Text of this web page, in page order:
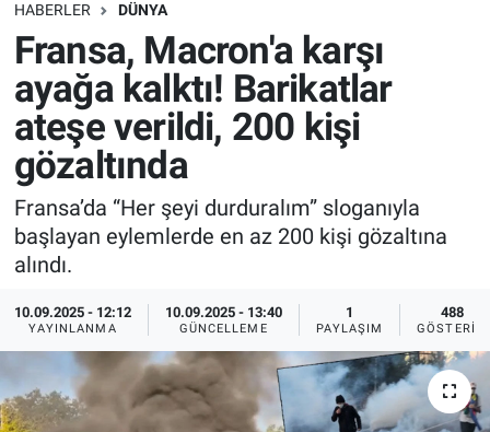
HABERLER DÜNYA
Fransa, Macron'a karşı
ayağa kalktı! Barikatlar
ateşe verildi, 200 kişi
gözaltında
Fransa’da “Her şeyi durduralım” sloganıyla
başlayan eylemlerde en az 200 kişi gözaltına
alındı.
10.09.2025 - 12:12
YAYINLANMA
10.09.2025 - 13:40
GÜNCELLEME
1
PAYLAŞIM
488
GÖSTERIM
Bilim turu
Bilim ve Teknoloji Evreni
Doğa Konuşuyor
Dünya
Ege Saati
Eğitim
Eğlence
Dünya
Teknoloji
Sağlık
Spor
Yayın Akışı
Trafik Durumu
Süper Lig Puan Durumu ve Fikstür
Tüm Manşetler
Son Dakika Haberleri
Haber Arşivi